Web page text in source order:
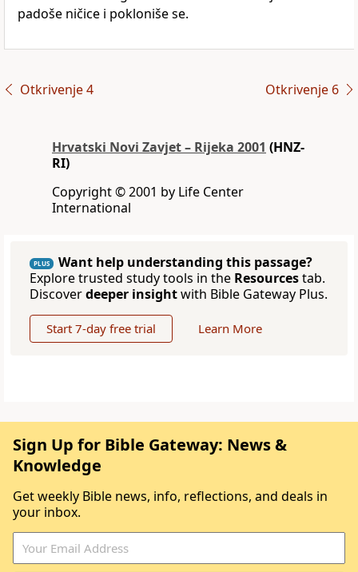
padoše ničice i pokloniše se.
Otkrivenje 4 Otkrivenje 6
Hrvatski Novi Zavjet – Rijeka 2001 (HNZ-
RI)
Copyright © 2001 by Life Center
International
PLUS
Want help understanding this passage?
Explore trusted study tools in the Resourcestab.
Discoverdeeper insightwith Bible Gateway Plus.
Start 7-day free trial Learn More
Sign Up for Bible Gateway: News &
Knowledge
Get weekly Bible news, info, reflections, and deals in
your inbox.